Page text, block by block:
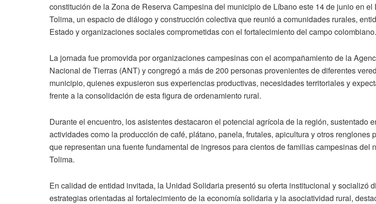
constitución de la Zona de Reserva Campesina del municipio de Líbano este 14 de junio en el
Tolima, un espacio de diálogo y construcción colectiva que reunió a comunidades rurales,
Estado y organizaciones sociales comprometidas con el fortalecimiento del campo colombiano.
La jornada fue promovida por organizaciones campesinas con el acompañamiento de la
Nacional de Tierras (ANT) y congregó a más de 200 personas provenientes de diferentes
municipio, quienes expusieron sus experiencias productivas, necesidades territoriales y
frente a la consolidación de esta figura de ordenamiento rural.
Durante el encuentro, los asistentes destacaron el potencial agrícola de la región, sustentado
actividades como la producción de café, plátano, panela, frutales, apicultura y otros renglones
que representan una fuente fundamental de ingresos para cientos de familias campesinas del
Tolima.
En calidad de entidad invitada, la Unidad Solidaria presentó su oferta institucional y socializó
estrategias orientadas al fortalecimiento de la economía solidaria y la asociatividad rural,